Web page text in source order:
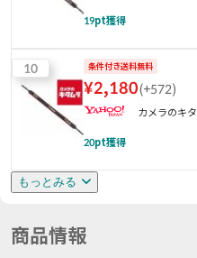
19pt獲得
10 条件付き送料無料
¥2,180(+572)
カメラのキ
20pt獲得
もっとみる
商品情報